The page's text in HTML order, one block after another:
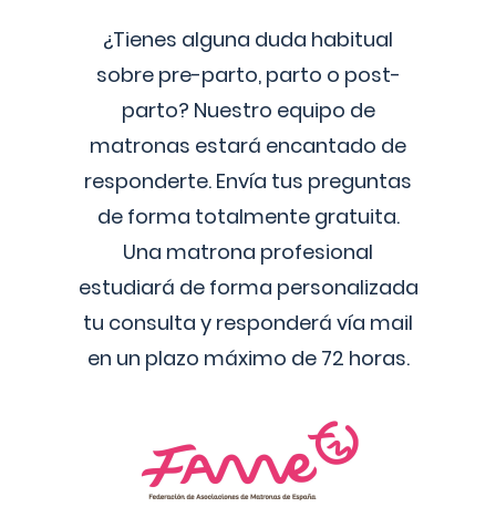
¿Tienes alguna duda habitual
sobre pre-parto, parto o post-
parto? Nuestro equipo de
matronas estará encantado de
responderte. Envía tus preguntas
de forma totalmente gratuita.
Una matrona profesional
estudiará de forma personalizada
tu consulta y responderá vía mail
en un plazo máximo de 72 horas.